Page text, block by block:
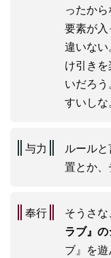
ったか
要素が
違いな
け引き
いだろ
すいしな
与力
ルール
置とか
奉行 そうさな、
ラブ』の
ブ』を